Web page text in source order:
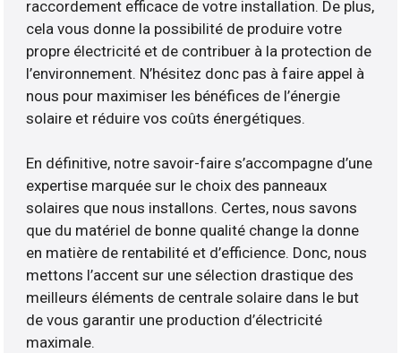
raccordement efficace de votre installation. De plus,
cela vous donne la possibilité de produire votre
propre électricité et de contribuer à la protection de
l’environnement. N’hésitez donc pas à faire appel à
nous pour maximiser les bénéfices de l’énergie
solaire et réduire vos coûts énergétiques.
En définitive, notre savoir-faire s’accompagne d’une
expertise marquée sur le choix des panneaux
solaires que nous installons. Certes, nous savons
que du matériel de bonne qualité change la donne
en matière de rentabilité et d’efficience. Donc, nous
mettons l’accent sur une sélection drastique des
meilleurs éléments de centrale solaire dans le but
de vous garantir une production d’électricité
maximale.